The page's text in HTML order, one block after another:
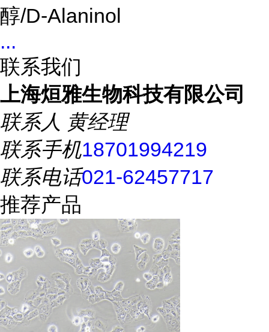
醇/D-Alaninol
...
联系我们
上海烜雅生物科技有限公司
联系人 黄经理
联系手机18701994219
联系电话021-62457717
推荐产品